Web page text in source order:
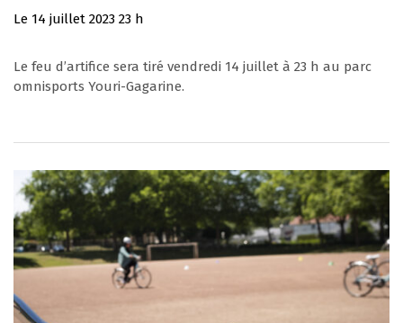
Le 14 juillet 2023 23 h
Le feu d’artifice sera tiré vendredi 14 juillet à 23 h au parc
omnisports Youri-Gagarine.